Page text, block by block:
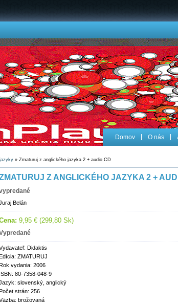
Domov O nás
» Zmaturuj z anglického jazyka 2 + audio CD
Z ANGLICKÉHO JAZYKA 2 +
Belán
9,95 € (299,80 Sk)
Didaktis
ZMATURUJ
vydania: 2006
ISBN: 80-7358-048-9
slovenský, anglický
strán: 256
brožovaná